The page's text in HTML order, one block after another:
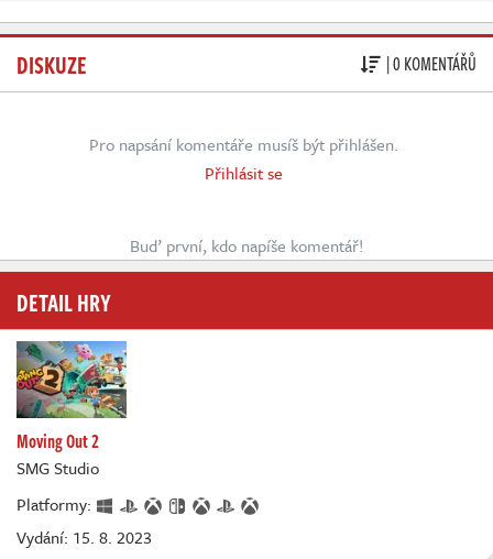
DISKUZE | 0 KOMENTÁŘŮ
Pro napsání komentáře musíš být přihlášen.
Přihlásit se
Buď první, kdo napíše komentář!
DETAIL HRY
Moving Out 2
SMG Studio
Platformy:
Vydání: 15. 8. 2023